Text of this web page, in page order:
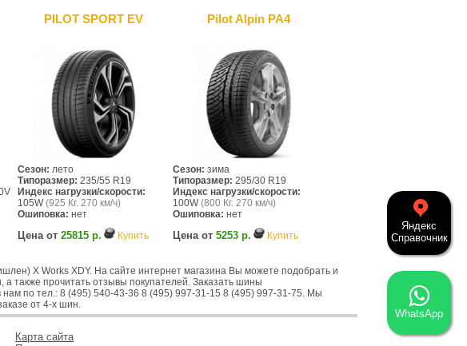
PILOT SPORT EV
Сезон: лето
Типоразмер: 235/55 R19
Индекс нагрузки/скорости:
105W(925 Кг. 270 км/ч)
Ошиповка: нет
Цена от 25815 р. Купить
Pilot Alpin PA4
Сезон: зима
Типоразмер: 295/30 R19
Индекс нагрузки/скорости:
100W(800 Кг. 270 км/ч)
Ошиповка: нет
Цена от 5253 р. Купить
X Works XDY. На сайте интернет магазина Вы можете подобрать и
также прочитать отзывы покупателей. Заказать шины
по тел.: 8 (495) 540-43-36 8 (495) 997-31-15 8 (495) 997-31-75. Мы
от 4-х шин.
Карта сайта
Яндекс
Справочник
WhatsApp